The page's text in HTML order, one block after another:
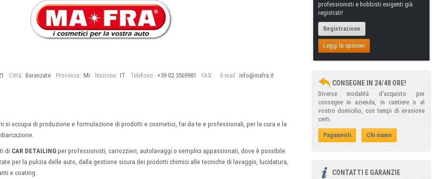
Città: Baranzate Provincia: Mi Nazione: IT Telefono: +39 02 3569981 FAX: E-mail: info@mafra.it
si occupa di produzione e formulazione di prodotti e cosmetici, fai da te e professionali, per la cura e la
di CAR DETAILING per professionisti, carrozzieri, autolavaggi o semplici appassionati, dove è possibile
per la pulizia delle auto, dalla gestione sicura dei prodotti chimici alle tecniche di lavaggio, lucidatura,
e coating.
professionisti e hobbisti esigenti già
registrati!
Registrazione
Leggi le opinioni
CONSEGNE IN 24/48 ORE!
Diverse modalità d'acquisto per
consegne in azienda, in cantiere o al
vostro domicilio, con tempi di evasione
certi.
Pagamenti Chi siamo
CONTATTI E GARANZIE